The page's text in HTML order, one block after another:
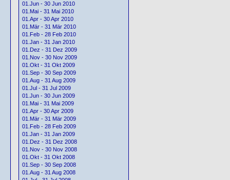
01.Jun - 30 Jun 2010
01.Mai - 31 Mai 2010
01.Apr - 30 Apr 2010
01.Mär - 31 Mär 2010
01.Feb - 28 Feb 2010
01.Jan - 31 Jan 2010
01.Dez - 31 Dez 2009
01.Nov - 30 Nov 2009
01.Okt - 31 Okt 2009
01.Sep - 30 Sep 2009
01.Aug - 31 Aug 2009
01.Jul - 31 Jul 2009
01.Jun - 30 Jun 2009
01.Mai - 31 Mai 2009
01.Apr - 30 Apr 2009
01.Mär - 31 Mär 2009
01.Feb - 28 Feb 2009
01.Jan - 31 Jan 2009
01.Dez - 31 Dez 2008
01.Nov - 30 Nov 2008
01.Okt - 31 Okt 2008
01.Sep - 30 Sep 2008
01.Aug - 31 Aug 2008